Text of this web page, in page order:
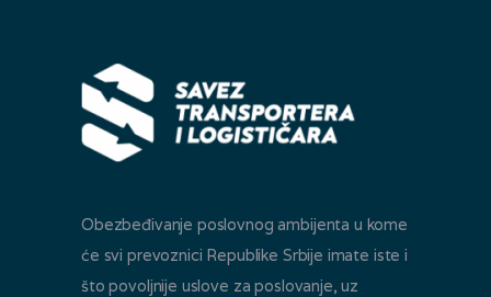
Obezbeđivanje poslovnog ambijenta u kome
će svi prevoznici Republike Srbije imate iste i
što povoljnije uslove za poslovanje, uz